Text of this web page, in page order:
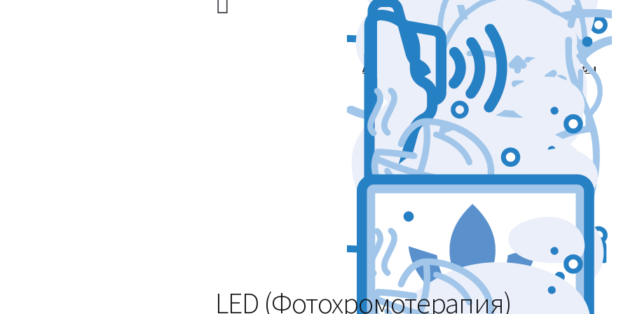
Аппараты для массажа и коррекции фигуры
Аппараты для лазерных процедур
Уход и подтяжка кожи лица
Аппараты мышечной стимуляции
LED (Фотохромотерапия)